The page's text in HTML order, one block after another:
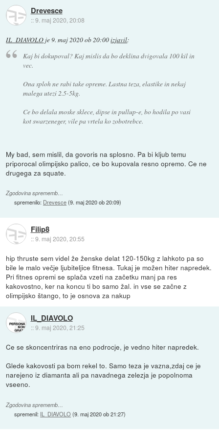
Drevesce
::9. maj 2020, 20:08
IL_DIAVOLO je9. maj 2020 ob 20:00izjavil:
Kaj bi dokupoval? Kaj mislis da bo deklina dvigovala 100 kil in
vec.
Ona sploh ne rabi take opreme. Lastna teza, elastike in nekaj
malega utezi 2.5-5kg.
Ce bo delala moske sklece, dipse in pullup-e, bo hodila po vasi
kot swarzeneger, vile pa vrtela ko zobotrebce.
My bad, sem mislil, da govoris na splosno. Pa bi kljub temu
priporocal olimpijsko palico, ce bo kupovala resno opremo. Ce ne
drugega za squate.
Zgodovina sprememb…
spremenilo: Drevesce(9. maj 2020 ob 20:09)
Filip8
::9. maj 2020, 20:55
hip thruste sem videl že ženske delat 120-150kg z lahkoto pa so
bile le malo večje ljubiteljice fitnesa. Tukaj je možen hiter napredek.
Pri fitnes opremi se splača vzeti na začetku manj pa res
kakovostno, ker na koncu ti bo samo žal. in vse se začne z
olimpijsko štango, to je osnova za nakup
IL_DIAVOLO
::9. maj 2020, 21:25
Ce se skoncentriras na eno podrocje, je vedno hiter napredek.
Glede kakovosti pa bom rekel to. Samo teza je vazna,zdaj ce je
narejeno iz diamanta ali pa navadnega zelezja je popolnoma
vseeno.
Zgodovina sprememb…
spremenil: IL_DIAVOLO(9. maj 2020 ob 21:27)